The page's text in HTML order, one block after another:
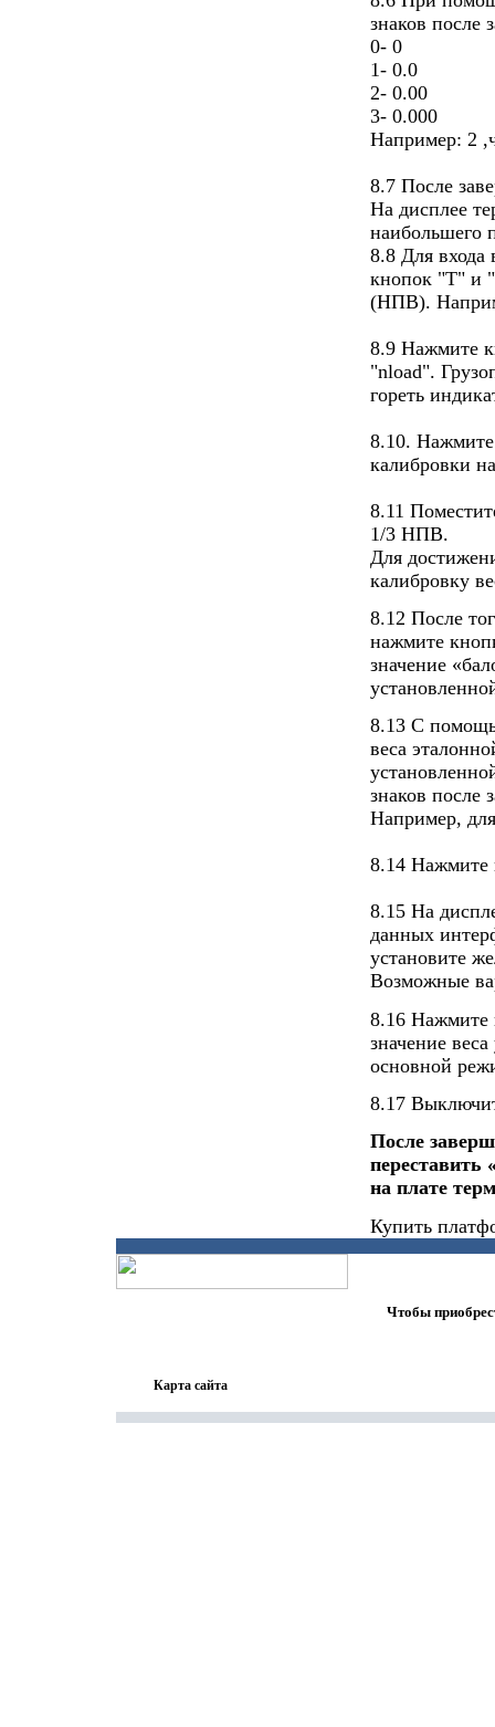
знаков после
0- 0
1- 0.0
2- 0.00
3- 0.000
Например: 2
8.7 После
На дисплее
наибольшего
8.8 Для
кнопок "Т" и
(НПВ).
8.9 Нажмите
"nload".
гореть
8.10.
калибровки
8.11
1/3 НПВ.
Для
калибровку
8.12 После
нажмите
значение
8.13 С
веса
знаков после
Например,
8.14 Нажмите
8.15 На
данных
установите
Возможные
8.16 Нажмите
значение
основной
8.17
После
переставить
на плате
Купить
Чтобы
Карта сайта